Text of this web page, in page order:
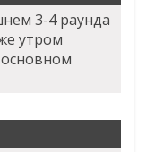
3-4 раунда
утром